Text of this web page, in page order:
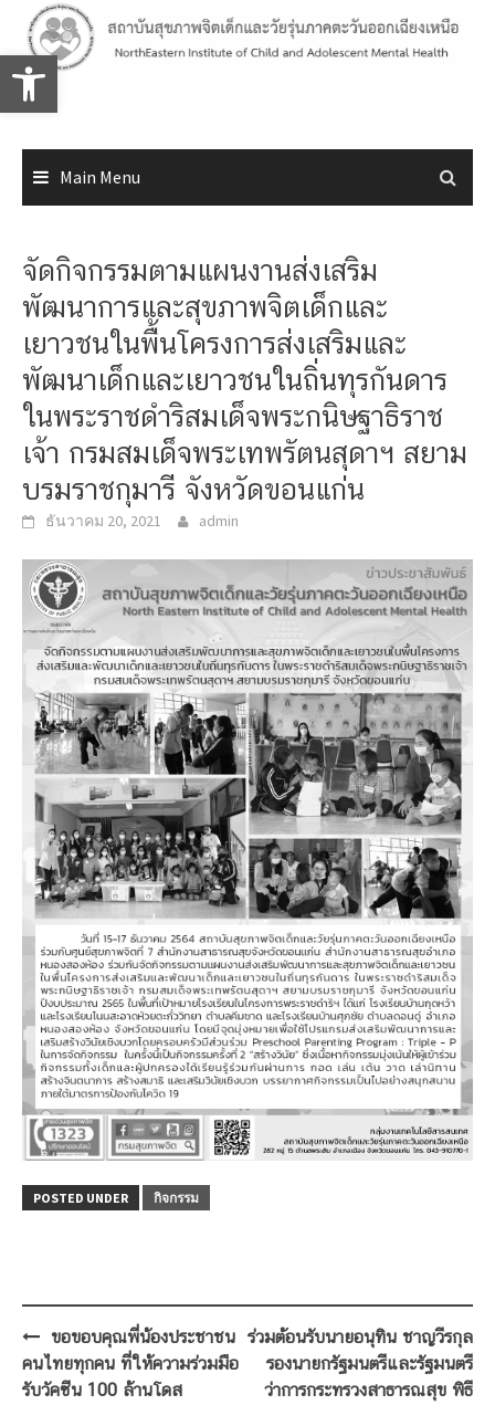
Open toolbar
content
Main Menu
จัดกิจกรรมตามแผนงานส่งเสริม
พัฒนาการและสุขภาพจิตเด็กและ
เยาวชนในพื้นโครงการส่งเสริมและ
พัฒนาเด็กและเยาวชนในถิ่นทุรกันดาร
ในพระราชดำริสมเด็จพระกนิษฐาธิราช
เจ้า กรมสมเด็จพระเทพรัตนสุดาฯ สยาม
บรมราชกุมารี จังหวัดขอนแก่น
ธันวาคม 20, 2021 admin
POSTED UNDER กิจกรรม
Post
navigation
ขอขอบคุณพี่น้องประชาชน
คนไทยทุกคน ที่ให้ความร่วมมือ
รับวัคซีน 100 ล้านโดส
ร่วมต้อนรับนายอนุทิน ชาญวีรกุล
รองนายกรัฐมนตรีและรัฐมนตรี
ว่าการกระทรวงสาธารณสุข พิธี